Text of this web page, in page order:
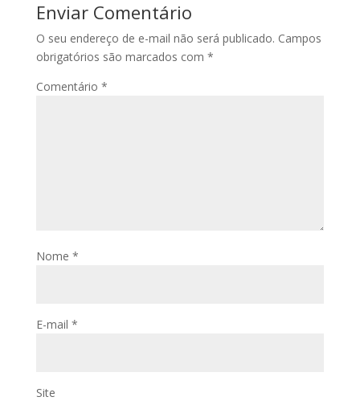
Enviar Comentário
O seu endereço de e-mail não será publicado. Campos
obrigatórios são marcados com *
Comentário *
Nome *
E-mail *
Site